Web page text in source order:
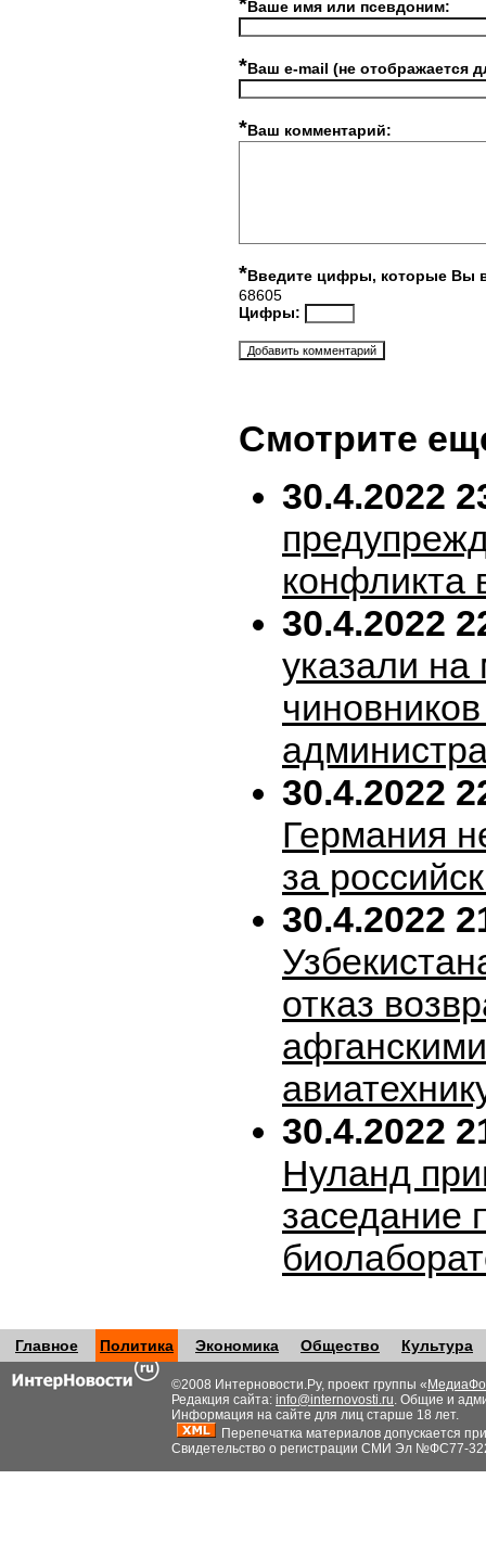
Ваше имя или псевдоним:
*Ваш e-mail (не отображается
*Ваш комментарий:
*Введите цифры, которые Вы
68605
Цифры:
Смотрите
30.4.2022
конфликта
30.4.2022
указали на
30.4.2022
Германия
за
30.4.2022
отказ
30.4.2022
Нуланд
заседание
Главное Политика Экономика Общество Культура
©2008 Интерновости.Ру, проект группы «
Редакция сайта: info@internovosti.ru. Общие и
Информация на сайте для лиц старше 18 лет.
Перепечатка материалов допускается
Свидетельство о регистрации СМИ Эл №ФС77-